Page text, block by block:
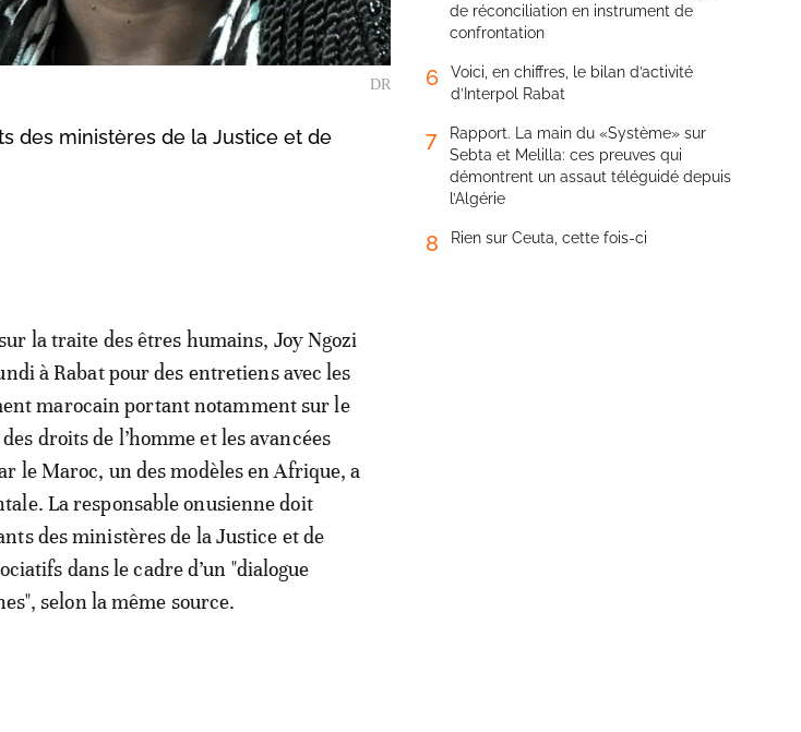
DR
des ministères de la Justice et de
la traite des êtres humains, Joy Ngozi
à Rabat pour des entretiens avec les
marocain portant notamment sur le
droits de l’homme et les avancées
le Maroc, un des modèles en Afrique, a
La responsable onusienne doit
des ministères de la Justice et de
dans le cadre d’un "dialogue
selon la même source.
de réconciliation en instrument de
confrontation
6
Voici, en chiffres, le bilan d’activité
d’Interpol Rabat
7
Rapport. La main du «Système» sur
Sebta et Melilla: ces preuves qui
démontrent un assaut téléguidé depuis
l’Algérie
8 Rien sur Ceuta, cette fois-ci